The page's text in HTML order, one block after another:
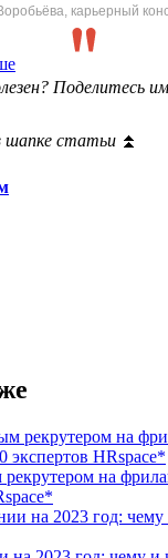
карьерный
Поделитесь
шапке статьи ⏫
на